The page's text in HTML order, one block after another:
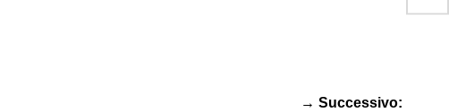
→ Successivo: